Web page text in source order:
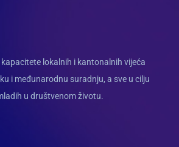
lokalnih i kantonalnih vijeća
i međunarodnu suradnju, a sve u cilju
u društvenom životu.